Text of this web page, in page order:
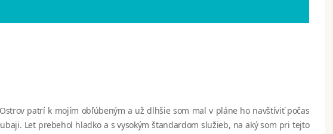
patrí k mojím obľúbeným a už dlhšie som mal v pláne ho navštíviť počas
Let prebehol hladko a s vysokým štandardom služieb, na aký som pri tejto